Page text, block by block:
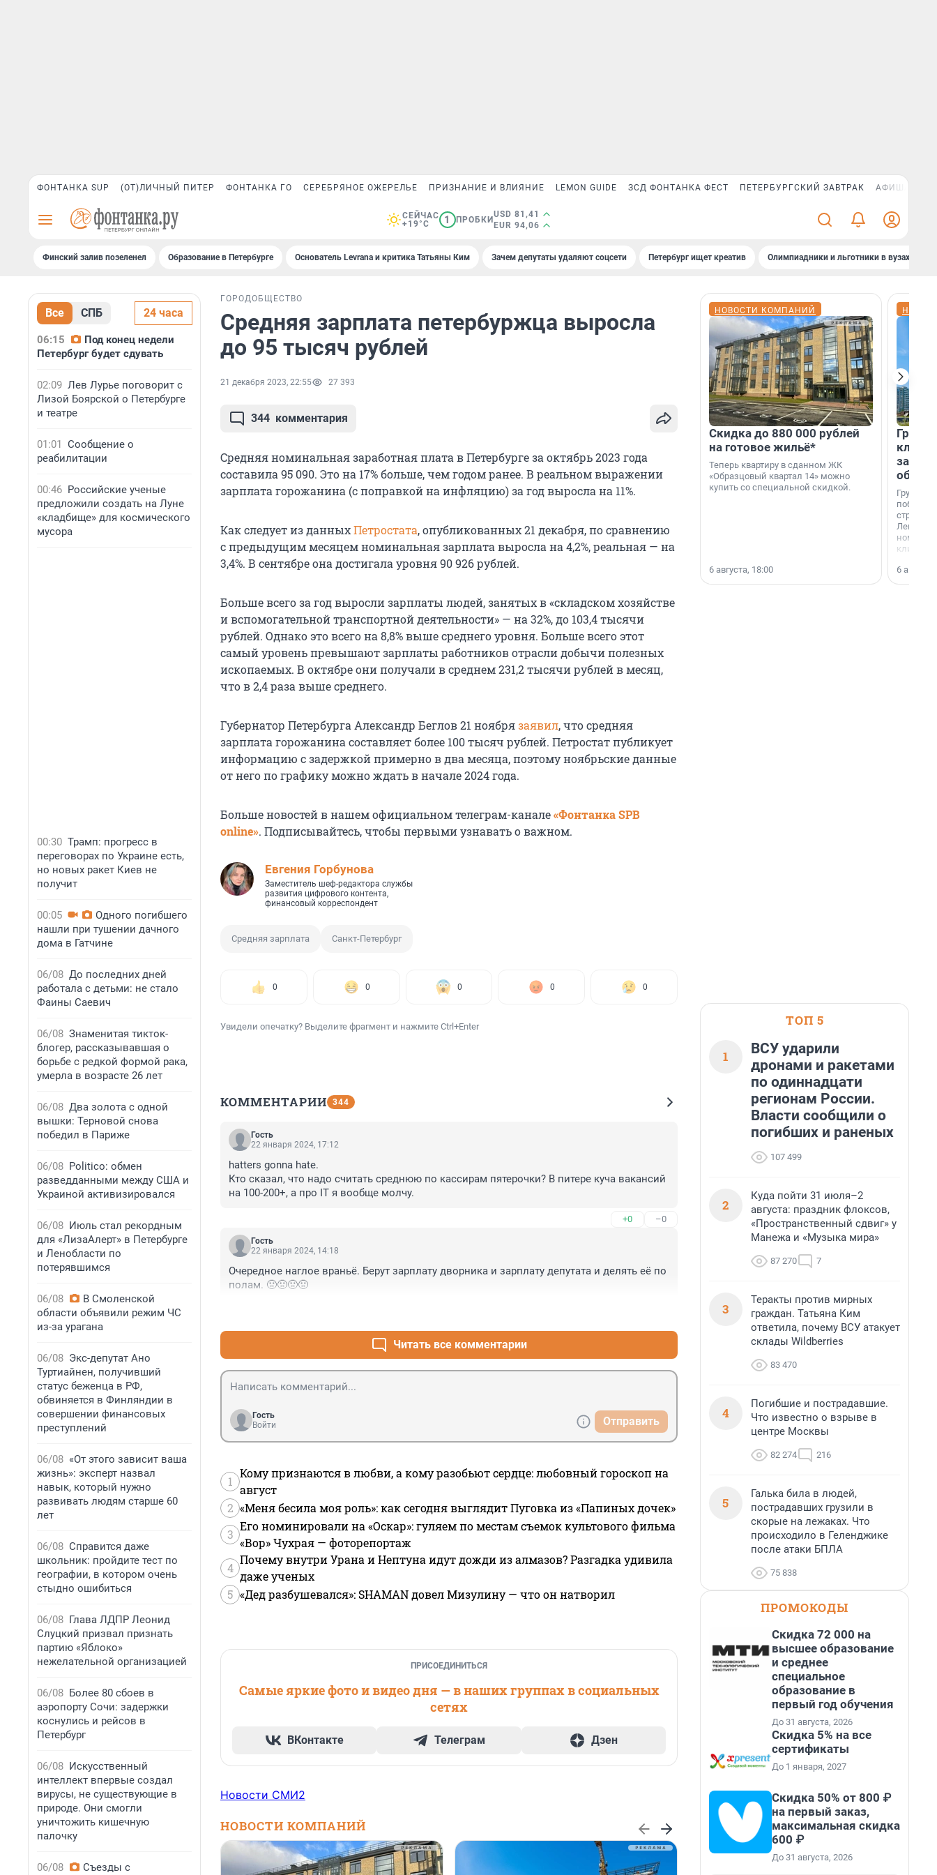
ФОНТАНКА SUP (ОТ)ЛИЧНЫЙ ПИТЕР ФОНТАНКА ГО СЕРЕБРЯНОЕ ОЖЕРЕЛЬЕ ПРИЗНАНИЕ И ВЛИЯНИЕ LEMON GUIDE ЗСД ФОНТАНКА ФЕСТ ПЕТЕРБУРГСКИЙ ЗАВТРАК АФИША PLUS
СЕЙЧАС
+19°C
1 ПРОБКИ
USD 81,41
EUR 94,06
Финский залив позеленел Образование в Петербурге Основатель Levrana и критика Татьяны Ким Зачем депутаты удаляют соцсети Петербург ищет креатив Олимпиадники и льготники в вузах СПб
Все СПБ 24 часа
06:15
Под конец недели
Петербург будет сдувать
02:09 Лев Лурье поговорит с
Лизой Боярской о Петербурге
и театре
01:01 Сообщение о
реабилитации
00:46 Российские ученые
предложили создать на Луне
«кладбище» для космического
мусора
00:30 Трамп: прогресс в
переговорах по Украине есть,
но новых ракет Киев не
получит
00:05
Одного погибшего
нашли при тушении дачного
дома в Гатчине
06/08 До последних дней
работала с детьми: не стало
Фаины Саевич
06/08 Знаменитая тикток-
блогер, рассказывавшая о
борьбе с редкой формой рака,
умерла в возрасте 26 лет
06/08 Два золота с одной
вышки: Терновой снова
победил в Париже
06/08 Politico: обмен
разведданными между США и
Украиной активизировался
06/08 Июль стал рекордным
для «ЛизаАлерт» в Петербурге
и Ленобласти по
потерявшимся
06/08
В Смоленской
области объявили режим ЧС
из-за урагана
06/08 Экс-депутат Ано
Туртиайнен, получивший
статус беженца в РФ,
обвиняется в Финляндии в
совершении финансовых
преступлений
06/08 «От этого зависит ваша
жизнь»: эксперт назвал
навык, который нужно
развивать людям старше 60
лет
06/08 Справится даже
школьник: пройдите тест по
географии, в котором очень
стыдно ошибиться
06/08 Глава ЛДПР Леонид
Слуцкий призвал признать
партию «Яблоко»
нежелательной организацией
06/08 Более 80 сбоев в
аэропорту Сочи: задержки
коснулись и рейсов в
Петербург
06/08 Искусственный
интеллект впервые создал
вирусы, не существующие в
природе. Они смогли
уничтожить кишечную
палочку
06/08
Съезды с
ГОРОДОБЩЕСТВО
Средняя зарплата петербуржца выросла
до 95 тысяч рублей
21 декабря 2023, 22:55 27 393
344 комментария
Средняя номинальная заработная плата в Петербурге за октябрь 2023 года
составила 95 090. Это на 17% больше, чем годом ранее. В реальном выражении
зарплата горожанина (с поправкой на инфляцию) за год выросла на 11%.
Как следует из данныхПетростата, опубликованных 21 декабря, по сравнению
с предыдущим месяцем номинальная зарплата выросла на 4,2%, реальная — на
3,4%. В сентябре она достигала уровня 90 926 рублей.
Больше всего за год выросли зарплаты людей, занятых в «складском хозяйстве
и вспомогательной транспортной деятельности» — на 32%, до 103,4 тысячи
рублей. Однако это всего на 8,8% выше среднего уровня. Больше всего этот
самый уровень превышают зарплаты работников отрасли добычи полезных
ископаемых. В октябре они получали в среднем 231,2 тысячи рублей в месяц,
что в 2,4 раза выше среднего.
Губернатор Петербурга Александр Беглов 21 ноябрязаявил, что средняя
зарплата горожанина составляет более 100 тысяч рублей. Петростат публикует
информацию с задержкой примерно в два месяца, поэтому ноябрьские данные
от него по графику можно ждать в начале 2024 года.
Больше новостей в нашем официальном телеграм-канале«Фонтанка SPB
online». Подписывайтесь, чтобы первыми узнавать о важном.
Евгения Горбунова
Заместитель шеф-редактора службы
развития цифрового контента,
финансовый корреспондент
Средняя зарплата Санкт-Петербург
0 0 0 0 0
Увидели опечатку? Выделите фрагмент и нажмите Ctrl+Enter
КОММЕНТАРИИ 344
Гость
22 января 2024, 17:12
hatters gonna hate.
Кто сказал, что надо считать среднюю по кассирам пятерочки? В питере куча вакансий
на 100-200+, а про IT я вообще молчу.
+0 –0
Гость
22 января 2024, 14:18
Очередное наглое враньё. Берут зарплату дворника и зарплату депутата и делять её по
полам. 🤢🤢🤢🤢
Читать все комментарии
Гость
Войти
Отправить
1
Кому признаются в любви, а кому разобьют сердце: любовный гороскоп на
август
2 «Меня бесила моя роль»: как сегодня выглядит Пуговка из «Папиных дочек»
3
Его номинировали на «Оскар»: гуляем по местам съемок культового фильма
«Вор» Чухрая — фоторепортаж
4
Почему внутри Урана и Нептуна идут дожди из алмазов? Разгадка удивила
даже ученых
5 «Дед разбушевался»: SHAMAN довел Мизулину — что он натворил
ПРИСОЕДИНИТЬСЯ
Самые яркие фото и видео дня — в наших группах в социальных
сетях
ВКонтакте Телеграм Дзен
Новости СМИ2
НОВОСТИ КОМПАНИЙ
НОВОСТИ КОМПАНИЙ
Скидка до 880 000 рублей
на готовое жильё*
Теперь квартиру в сданном ЖК
«Образцовый квартал 14» можно
купить со специальной скидкой.
6 августа, 18:00
Группа
области».
6
ТОП 5
1
ВСУ ударили
дронами и ракетами
по одиннадцати
регионам России.
Власти сообщили о
погибших и раненых
107 499
2
Куда пойти 31 июля–2
августа: праздник флоксов,
«Пространственный сдвиг» у
Манежа и «Музыка мира»
87 270 7
3
Теракты против мирных
граждан. Татьяна Ким
ответила, почему ВСУ атакует
склады Wildberries
83 470
4
Погибшие и пострадавшие.
Что известно о взрыве в
центре Москвы
82 274 216
5
Галька била в людей,
пострадавших грузили в
скорые на лежаках. Что
происходило в Геленджике
после атаки БПЛА
75 838
ПРОМОКОДЫ
Скидка 72 000 на
высшее образование
и среднее
специальное
образование в
первый год обучения
До 31 августа, 2026
Скидка 5% на все
сертификаты
До 1 января, 2027
Скидка 50% от 800 ₽
на первый заказ,
максимальная скидка
600 ₽
До 31 августа, 2026